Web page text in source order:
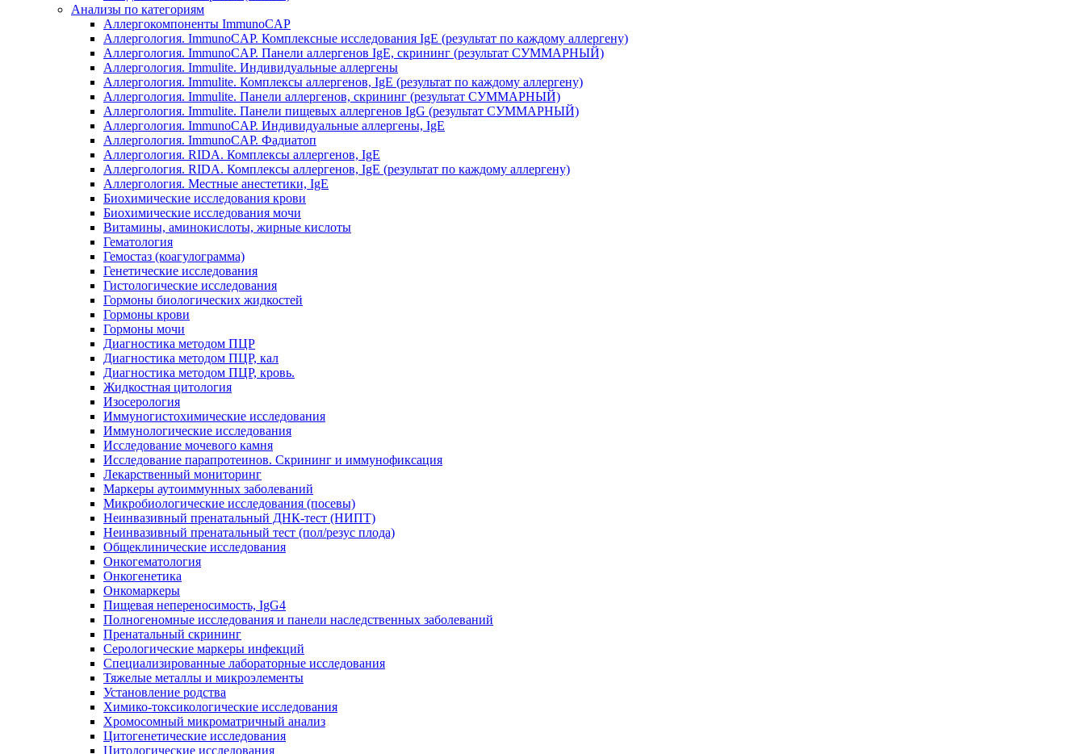
Анализы по категориям
Аллергокомпоненты ImmunoCAP
Аллергология. ImmunoCAP. Комплексные исследования IgE (результат по каждому аллергену)
Аллергология. ImmunoCAP. Панели аллергенов IgE, скрининг (результат СУММАРНЫЙ)
Аллергология. Immulite. Индивидуальные аллергены
Аллергология. Immulite. Комплексы аллергенов, IgE (результат по каждому аллергену)
Аллергология. Immulite. Панели аллергенов, скрининг (результат СУММАРНЫЙ)
Аллергология. Immulite. Панели пищевых аллергенов IgG (результат СУММАРНЫЙ)
Аллергология. ImmunoCAP. Индивидуальные аллергены, IgE
Аллергология. ImmunoCAP. Фадиатоп
Аллергология. RIDA. Комплексы аллергенов, IgE
Аллергология. RIDA. Комплексы аллергенов, IgE (результат по каждому аллергену)
Аллергология. Местные анестетики, IgE
Биохимические исследования крови
Биохимические исследования мочи
Витамины, аминокислоты, жирные кислоты
Гематология
Гемостаз (коагулограмма)
Генетические исследования
Гистологические исследования
Гормоны биологических жидкостей
Гормоны крови
Гормоны мочи
Диагностика методом ПЦР
Диагностика методом ПЦР, кал
Диагностика методом ПЦР, кровь.
Жидкостная цитология
Изосерология
Иммуногистохимические исследования
Иммунологические исследования
Исследование мочевого камня
Исследование парапротеинов. Скрининг и иммунофиксация
Лекарственный мониторинг
Маркеры аутоиммунных заболеваний
Микробиологические исследования (посевы)
Неинвазивный пренатальный ДНК-тест (НИПТ)
Неинвазивный пренатальный тест (пол/резус плода)
Общеклинические исследования
Онкогематология
Онкогенетика
Онкомаркеры
Пищевая непереносимость, IgG4
Полногеномные исследования и панели наследственных заболеваний
Пренатальный скрининг
Серологические маркеры инфекций
Специализированные лабораторные исследования
Тяжелые металлы и микроэлементы
Установление родства
Химико-токсикологические исследования
Хромосомный микроматричный анализ
Цитогенетические исследования
Цитологические исследования